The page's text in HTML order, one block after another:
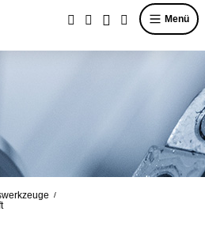
Menü
/